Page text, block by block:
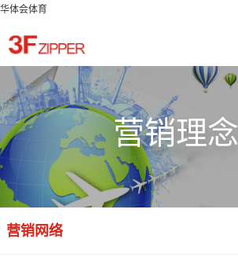
华体会体育
营销理念
营销网络